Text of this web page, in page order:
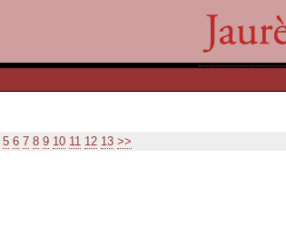
5 6 7 8 9 10 11 12 13 >>